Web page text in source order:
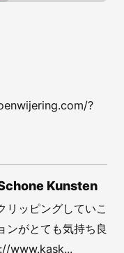
?
Kunsten
リッピングしていこ
ンがとても気持ち良
www.kask...